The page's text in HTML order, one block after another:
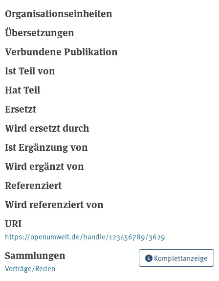
Organisationseinheiten
Übersetzungen
Verbundene Publikation
Ist Teil von
Hat Teil
Ersetzt
Wird ersetzt durch
Ist Ergänzung von
Wird ergänzt von
Referenziert
Wird referenziert von
URI
https://openumwelt.de/handle/123456789/3629
Sammlungen
Vorträge/Reden
Komplettanzeige